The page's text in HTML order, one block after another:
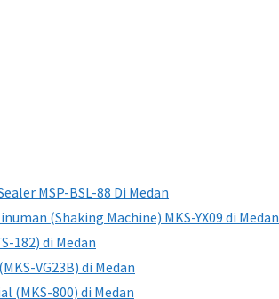
MSP-BSL-88 Di Medan
(Shaking Machine) MKS-YX09 di Medan
182) di Medan
VG23B) di Medan
(MKS-800) di Medan